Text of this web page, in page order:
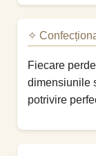
✧
Fiecare
dimensiunile
potrivire